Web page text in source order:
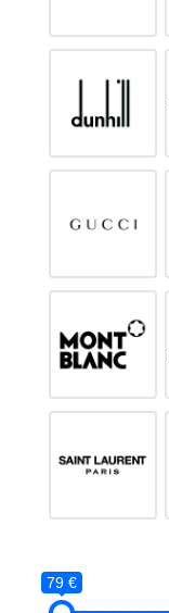
79 €